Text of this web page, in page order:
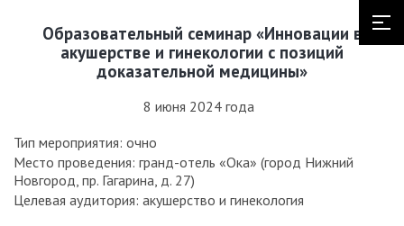
Образовательный семинар «Инновации в
акушерстве и гинекологии с позиций
доказательной медицины»
8 июня 2024 года
Тип мероприятия: очно
Место проведения: гранд-отель «Ока» (город Нижний
Новгород, пр. Гагарина, д. 27)
Целевая аудитория: акушерство и гинекология